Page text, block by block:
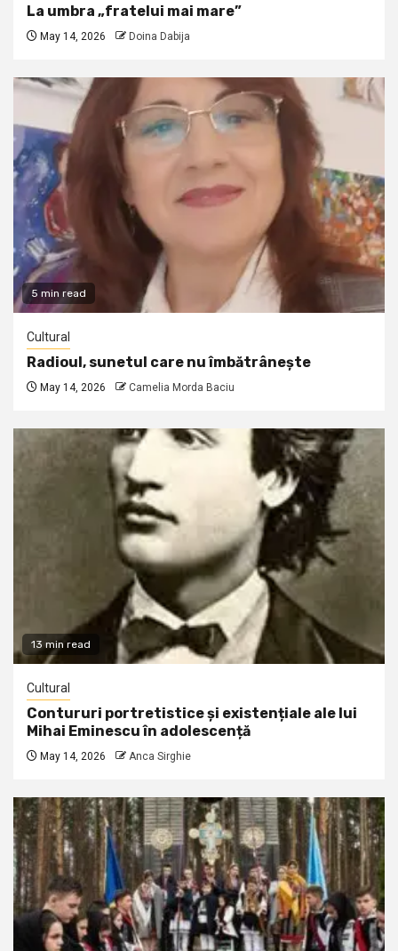
La umbra „fratelui mai mare”
May 14, 2026 Doina Dabija
5 min read
Cultural
Radioul, sunetul care nu îmbătrânește
May 14, 2026 Camelia Morda Baciu
13 min read
Cultural
Contururi portretistice și existențiale ale lui
Mihai Eminescu în adolescență
May 14, 2026 Anca Sirghie